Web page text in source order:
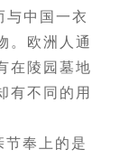
与中国一衣
。欧洲人通
在陵园墓地
有不同的用
奉上的是